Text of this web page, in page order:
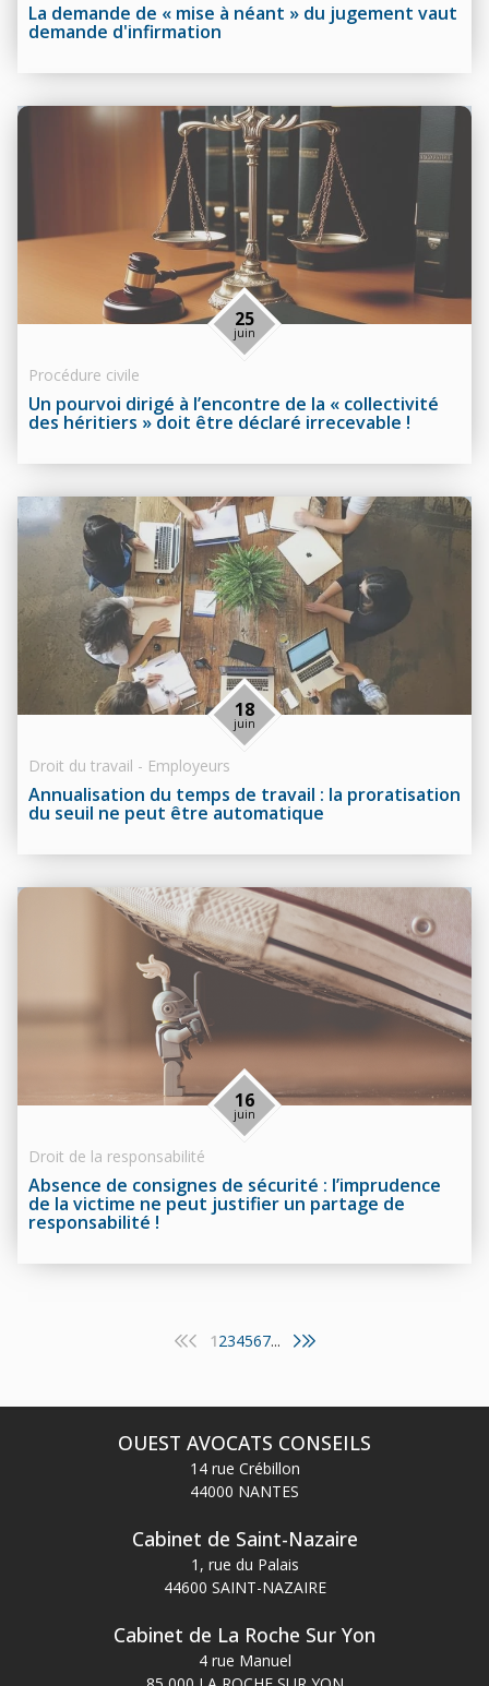
La demande de « mise à néant » du jugement vaut
demande d'infirmation
Un pourvoi dirigé à l’encontre de la « collectivité
des héritiers » doit être déclaré irrecevable !
25
juin
Procédure civile
Annualisation du temps de travail : la proratisation
du seuil ne peut être automatique
18
juin
Droit du travail - Employeurs
Absence de consignes de sécurité : l’imprudence
de la victime ne peut justifier un partage de
responsabilité !
16
juin
Droit de la responsabilité
1234567...
OUEST AVOCATS CONSEILS
14 rue Crébillon
44000 NANTES
Cabinet de Saint-Nazaire
1, rue du Palais
44600 SAINT-NAZAIRE
Cabinet de La Roche Sur Yon
4 rue Manuel